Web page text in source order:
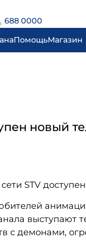
688 0000
ПомощьМагазин
новый
STV
выступают
с демонами,